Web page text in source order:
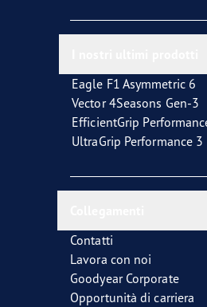
Eagle F1 Asymmetric 6
Vector 4Seasons Gen-3
EfficientGrip
UltraGrip Performance 3
Contatti
Lavora con noi
Goodyear Corporate
Opportunità di carriera